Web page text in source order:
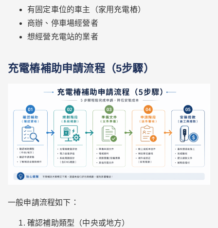
有固定車位的車主（家用充電樁）
商辦、停車場經營者
想經營充電站的業者
充電樁補助申請流程（5步驟）
一般申請流程如下：
確認補助類型（中央或地方）